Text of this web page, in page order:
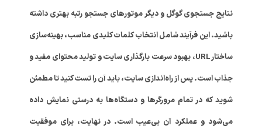
نتایج جستجوی گوگل و دیگر موتورهای جستجو رتبه بهتری داشته
باشید. این فرآیند شامل انتخاب کلمات کلیدی مناسب، بهینه‌سازی
ساختار URL، بهبود سرعت بارگذاری سایت و تولید محتوای مفید و
جذاب است. پس از راه‌اندازی سایت، باید آن را تست کنید تا مطمئن
شوید که در تمام مرورگرها و دستگاه‌ها به درستی نمایش داده
می‌شود و عملکرد آن بی‌عیب است. در نهایت، برای موفقیت